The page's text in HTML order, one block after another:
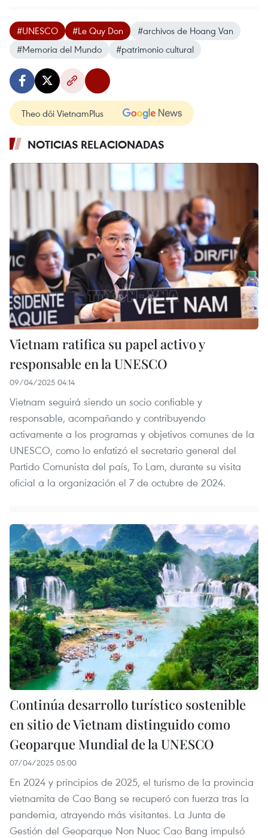
#UNESCO #Le Quy Don
#archivos de Hoang Van
#Memoria del Mundo
#patrimonio cultural
Theo dõi VietnamPlus
NOTICIAS RELACIONADAS
Vietnam ratifica su papel activo y
responsable en la UNESCO
09/04/2025 04:14
Vietnam seguirá siendo un socio confiable y
responsable, acompañando y contribuyendo
activamente a los programas y objetivos comunes de la
UNESCO, como lo enfatizó el secretario general del
Partido Comunista del país, To Lam, durante su visita
oficial a la organización el 7 de octubre de 2024.
Continúa desarrollo turístico sostenible
en sitio de Vietnam distinguido como
Geoparque Mundial de la UNESCO
07/04/2025 05:00
En 2024 y principios de 2025, el turismo de la provincia
vietnamita de Cao Bang se recuperó con fuerza tras la
pandemia, atrayendo más visitantes. La Junta de
Gestión del Geoparque Non Nuoc Cao Bang impulsó